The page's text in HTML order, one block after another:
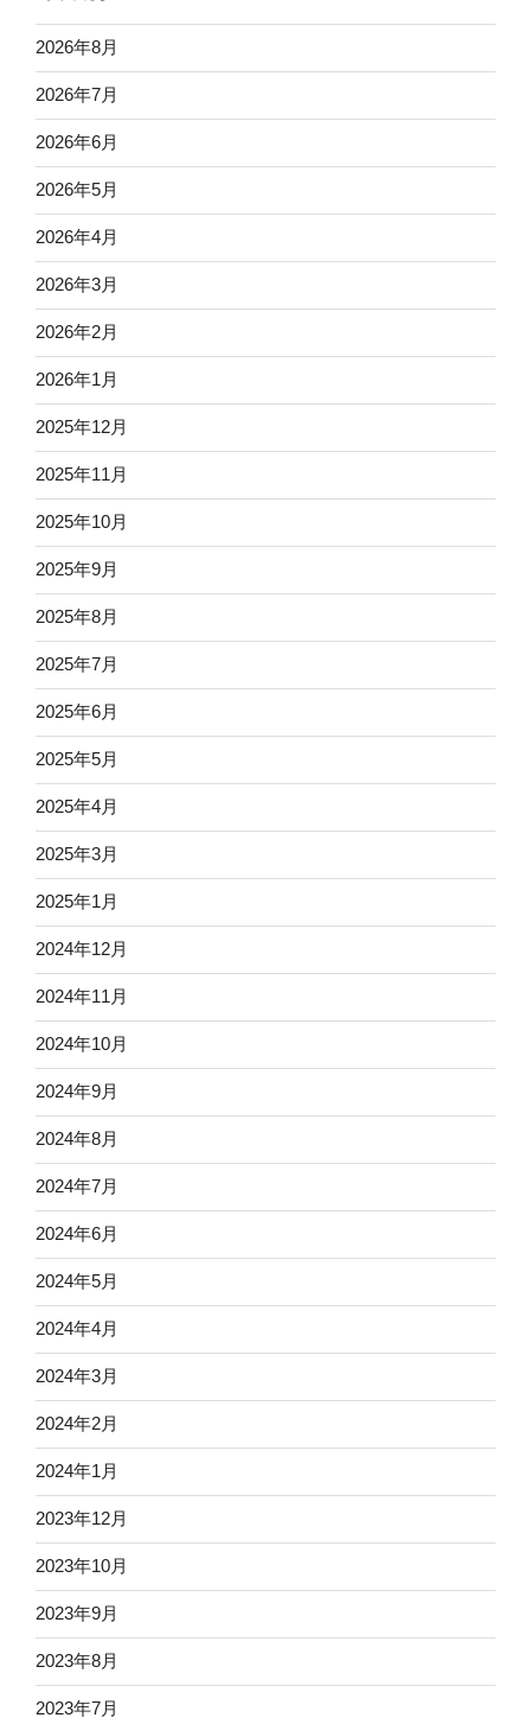
2026年8月
2026年7月
2026年6月
2026年5月
2026年4月
2026年3月
2026年2月
2026年1月
2025年12月
2025年11月
2025年10月
2025年9月
2025年8月
2025年7月
2025年6月
2025年5月
2025年4月
2025年3月
2025年1月
2024年12月
2024年11月
2024年10月
2024年9月
2024年8月
2024年7月
2024年6月
2024年5月
2024年4月
2024年3月
2024年2月
2024年1月
2023年12月
2023年10月
2023年9月
2023年8月
2023年7月